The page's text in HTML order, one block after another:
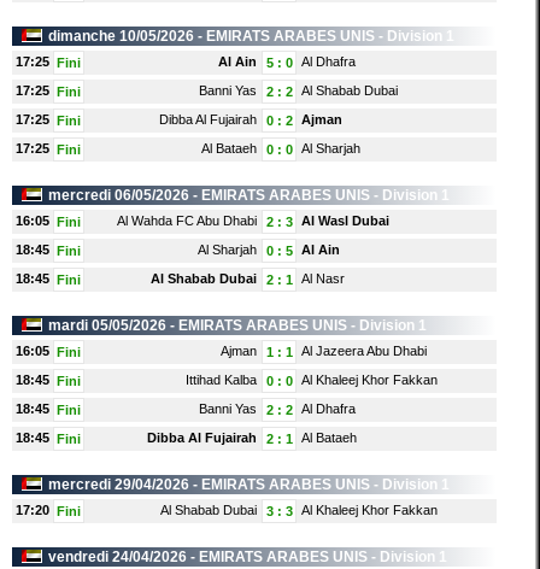
dimanche 10/05/2026 - EMIRATS ARABES UNIS - Division 1
17:25 Fini Al Ain 5: 0
Al Dhafra
17:25
Fini Banni Yas 2: 2
Al Shabab Dubai
17:25
Fini Dibba Al Fujairah 0: 2
Ajman
17:25
Fini Al Bataeh 0: 0 Al Sharjah
mercredi 06/05/2026 - EMIRATS ARABES UNIS - Division 1
16:05 Fini Al Wahda FC Abu Dhabi 2: 3
Al Wasl Dubai
18:45
Fini Al Sharjah 0: 5
Al Ain
18:45
Fini Al Shabab Dubai 2: 1 Al Nasr
mardi 05/05/2026 - EMIRATS ARABES UNIS - Division 1
16:05 Fini Ajman 1: 1
Al Jazeera Abu Dhabi
18:45
Fini Ittihad Kalba 0: 0
Al Khaleej Khor Fakkan
18:45
Fini Banni Yas 2: 2
Al Dhafra
18:45
Fini Dibba Al Fujairah 2: 1 Al Bataeh
mercredi 29/04/2026 - EMIRATS ARABES UNIS - Division 1
17:20 Fini Al Shabab Dubai 3: 3 Al Khaleej Khor Fakkan
vendredi 24/04/2026 - EMIRATS ARABES UNIS - Division 1